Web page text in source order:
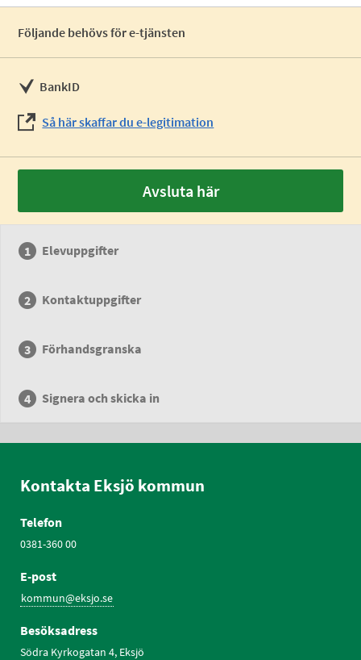
Följande behövs för e-tjänsten
BankID
Så här skaffar du e-legitimation
Avsluta här
Elevuppgifter
Kontaktuppgifter
Förhandsgranska
Signera och skicka in
Kontakta Eksjö kommun
Telefon
0381-360 00
E-post
kommun@eksjo.se
Besöksadress
Södra Kyrkogatan 4, Eksjö